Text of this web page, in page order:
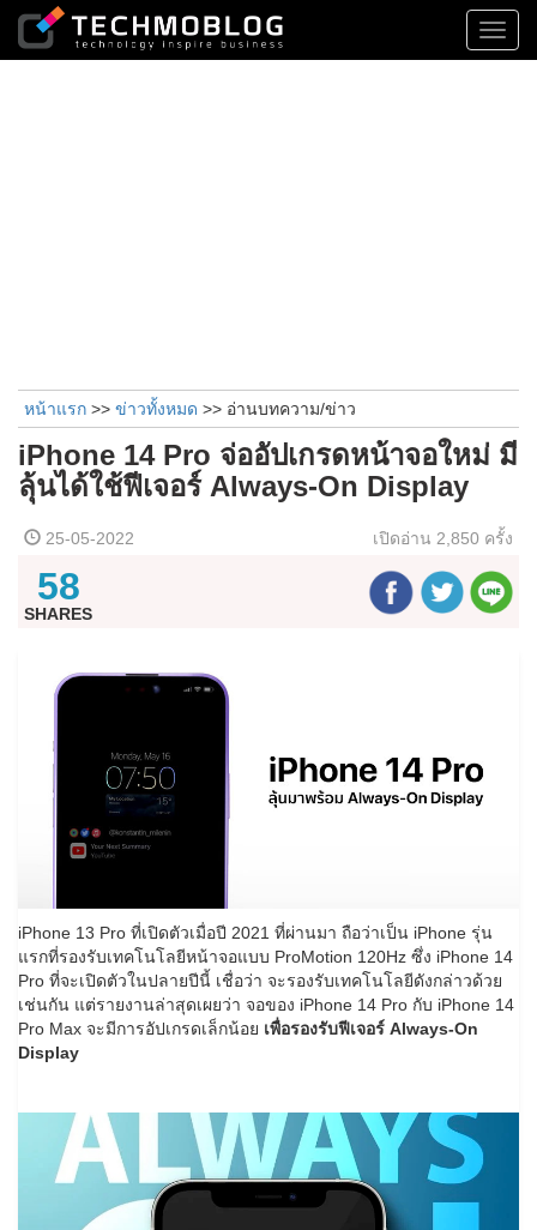
หน้าแรก >> ข่าวทั้งหมด >> อ่านบทความ/ข่าว
iPhone 14 Pro จ่ออัปเกรดหน้าจอใหม่ มี
ลุ้นได้ใช้ฟีเจอร์ Always-On Display
25-05-2022 เปิดอ่าน 2,850 ครั้ง
58
SHARES
iPhone 13 Pro ที่เปิดตัวเมื่อปี 2021 ที่ผ่านมา ถือว่าเป็น iPhone รุ่น
แรกที่รองรับเทคโนโลยีหน้าจอแบบ ProMotion 120Hz ซึ่ง iPhone 14
Pro ที่จะเปิดตัวในปลายปีนี้ เชื่อว่า จะรองรับเทคโนโลยีดังกล่าวด้วย
เช่นกัน แต่รายงานล่าสุดเผยว่า จอของ iPhone 14 Pro กับ iPhone 14
Pro Max จะมีการอัปเกรดเล็กน้อย เพื่อรองรับฟีเจอร์ Always-On
Display